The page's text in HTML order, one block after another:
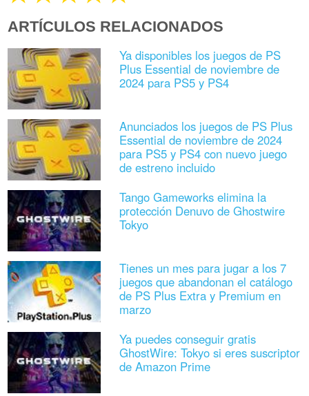
ARTÍCULOS RELACIONADOS
Ya disponibles los juegos de PS
Plus Essential de noviembre de
2024 para PS5 y PS4
Anunciados los juegos de PS Plus
Essential de noviembre de 2024
para PS5 y PS4 con nuevo juego
de estreno incluido
Tango Gameworks elimina la
protección Denuvo de Ghostwire
Tokyo
Tienes un mes para jugar a los 7
juegos que abandonan el catálogo
de PS Plus Extra y Premium en
marzo
Ya puedes conseguir gratis
GhostWire: Tokyo si eres suscriptor
de Amazon Prime